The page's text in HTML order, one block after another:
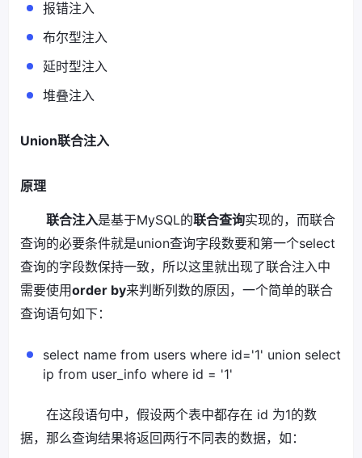
报错注入
布尔型注入
延时型注入
堆叠注入
Union联合注入
原理
联合注入是基于MySQL的联合查询实现的，而联合
查询的必要条件就是union查询字段数要和第一个select
查询的字段数保持一致，所以这里就出现了联合注入中
需要使用order by来判断列数的原因，一个简单的联合
查询语句如下：
select name from users where id='1' union select
ip from user_info where id = '1'
在这段语句中，假设两个表中都存在 id 为1的数
据，那么查询结果将返回两行不同表的数据，如：